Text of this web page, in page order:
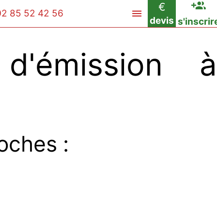
85 52 42 56
€
devis
à
: